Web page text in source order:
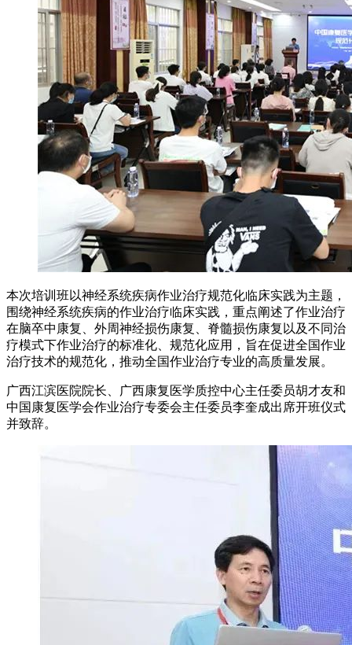
本次培训班以神经系统疾病作业治疗规范化临床实践为主题，
围绕神经系统疾病的作业治疗临床实践，重点阐述了作业治疗
在脑卒中康复、外周神经损伤康复、脊髓损伤康复以及不同治
疗模式下作业治疗的标准化、规范化应用，旨在促进全国作业
治疗技术的规范化，推动全国作业治疗专业的高质量发展。
广西江滨医院院长、广西康复医学质控中心主任委员胡才友和
中国康复医学会作业治疗专委会主任委员李奎成出席开班仪式
并致辞。